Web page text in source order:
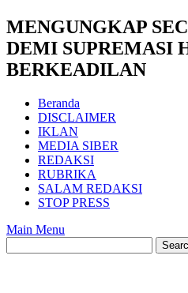
MENGUNGKAP
DEMI SUPREMASI
BERKEADILAN
Beranda
DISCLAIMER
IKLAN
MEDIA SIBER
REDAKSI
RUBRIKA
SALAM REDAKSI
STOP PRESS
Main Menu